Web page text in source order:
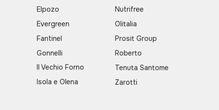
Il Vechio Forno
Fantinel
Gonnelli
Isola e Olena
Elpozo
Evergreen
Nutrifree
Olitalia
Prosit Group
Roberto
Tenuta Santome
Zarotti